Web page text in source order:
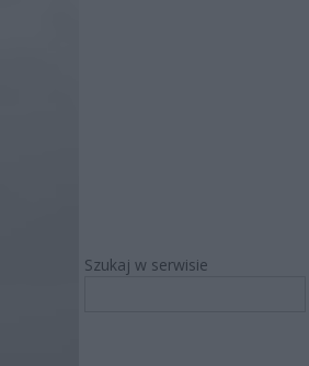
Szukaj w serwisie